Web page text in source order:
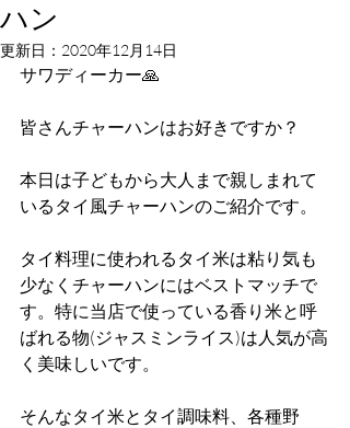
ハン
更新日： 2020年12月14日
サワディーカー🙏
皆さんチャーハンはお好きですか？
本日は子どもから大人まで親しまれて
いるタイ風チャーハンのご紹介です。
タイ料理に使われるタイ米は粘り気も
少なくチャーハンにはベストマッチで
す。特に当店で使っている香り米と呼
ばれる物(ジャスミンライス)は人気が高
く美味しいです。
そんなタイ米とタイ調味料、各種野